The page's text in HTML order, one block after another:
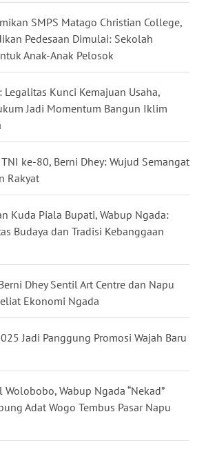
SMPS Matago Christian College,
Pedesaan Dimulai: Sekolah
Anak-Anak Pelosok
Legalitas Kunci Kemajuan Usaha,
Jadi Momentum Bangun Iklim
ke-80, Berni Dhey: Wujud Semangat
Rakyat
Kuda Piala Bupati, Wabup Ngada:
Budaya dan Tradisi Kebanggaan
Dhey Sentil Art Centre dan Napu
Ekonomi Ngada
Jadi Panggung Promosi Wajah Baru
Wabup Ngada “Nekad”
Adat Wogo Tembus Pasar Napu